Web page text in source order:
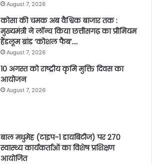
August 7, 2026
कोसा की चमक अब वैश्विक बाजार तक :
मुख्यमंत्री ने लॉन्च किया छत्तीसगढ़ का प्रीमियम
हैंडलूम ब्रांड ‘कोशल फैब’….
August 7, 2026
10 अगस्त को राष्ट्रीय कृमि मुक्ति दिवस का
आयोजन
August 7, 2026
बाल मधुमेह (टाइप-1 डायबिटीज) पर 270
स्वास्थ्य कार्यकर्ताओं का विशेष प्रशिक्षण
आयोजित